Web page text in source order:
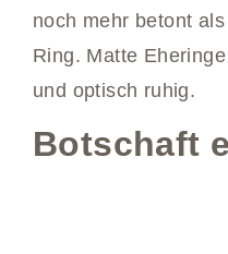
noch mehr betont
Ring. Matte
und optisch ruhig.
Botschaft